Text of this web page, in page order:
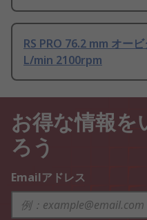
RS PRO 76.2 mm オー
L/min 2100rpm
お得な情報を
ろう
Emailアドレス